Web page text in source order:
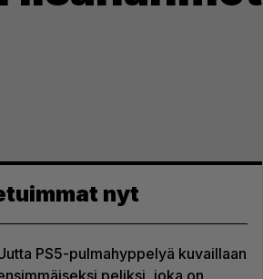
nyt
PS5-pulmahyppelyä kuvaillaan
peliksi, joka on